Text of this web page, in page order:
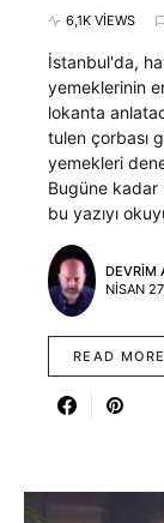
6,1K VIEWS
İstanbul'da,
yemeklerinin
lokanta
tulen çorbası
yemekleri
Bugüne kadar
bu yazıyı
DEVRIM
NISAN
READ MORE